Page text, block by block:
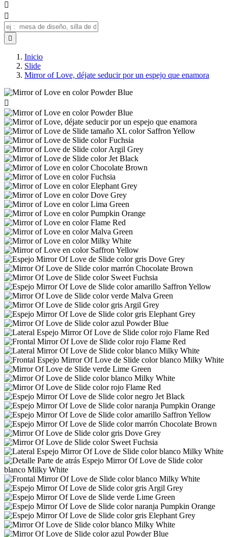



Inicio
Slide
Mirror of Love, déjate seducir por un espejo que enamora
